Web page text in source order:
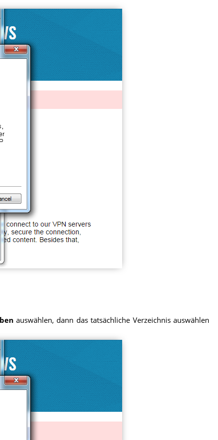
auswählen, dann das tatsächliche Verzeichnis auswählen